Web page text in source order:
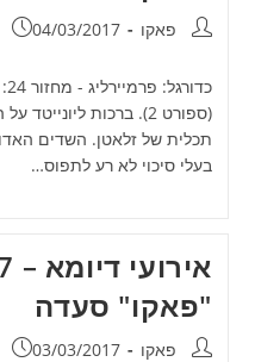
מחבר:פאקו פורסם:
04/03/2017
(ספורט 2). ברכות
תכלית של זלאטן. השדים
בעלי סיכוי לא רע לתפוס…
"פאקו" סעדה
מחבר:פאקו פורסם:
03/03/2017